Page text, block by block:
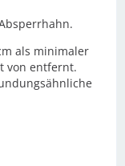
als minimaler
von entfernt.